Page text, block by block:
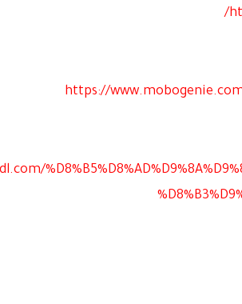
https://